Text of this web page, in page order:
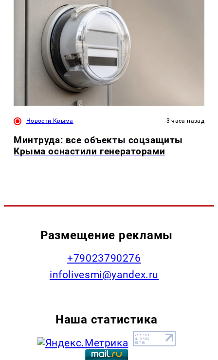
Новости Крыма 3 часа назад
Минтруда: все объекты соцзащиты
Крыма оснастили генераторами
Размещение рекламы
+79023790276
infolivesmi@yandex.ru
Наша статистика